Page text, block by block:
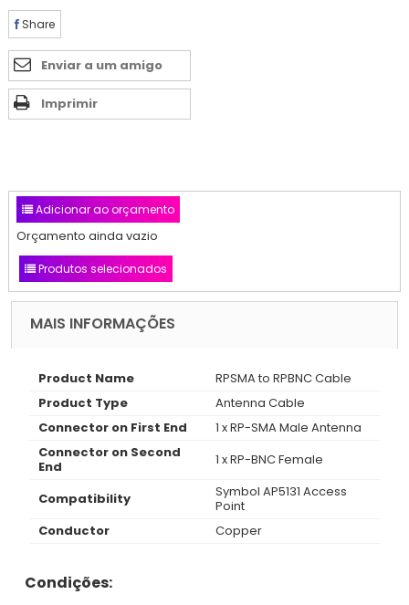
Share
Enviar a um amigo
Imprimir
Adicionar ao orçamento
Orçamento ainda vazio
Produtos selecionados
MAIS INFORMAÇÕES
Product Name
RPSMA to RPBNC Cable
Product Type
Antenna Cable
Connector on First End
1 x RP-SMA Male Antenna
Connector on Second
End
1 x RP-BNC Female
Compatibility
Symbol AP5131 Access
Point
Conductor
Copper
Condições: